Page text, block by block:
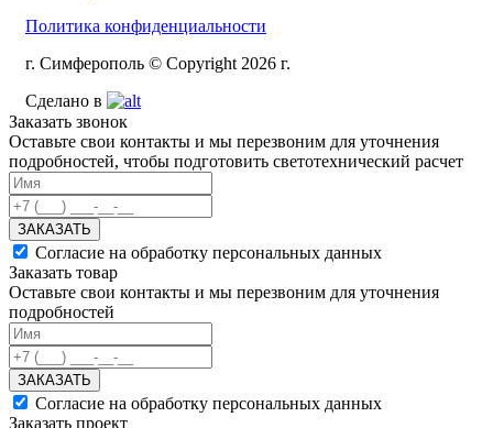
Политика конфиденциальности
г. Симферополь © Copyright 2026 г.
Сделано в
Заказать звонок
Оставьте свои контакты и мы перезвоним для уточнения
подробностей, чтобы подготовить светотехнический расчет
ЗАКАЗАТЬ
Согласие на обработку персональных данных
Заказать товар
Оставьте свои контакты и мы перезвоним для уточнения
подробностей
ЗАКАЗАТЬ
Согласие на обработку персональных данных
Заказать проект